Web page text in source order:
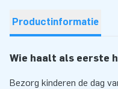
Productinformatie
Wie haalt als eerste
Bezorg kinderen de dag